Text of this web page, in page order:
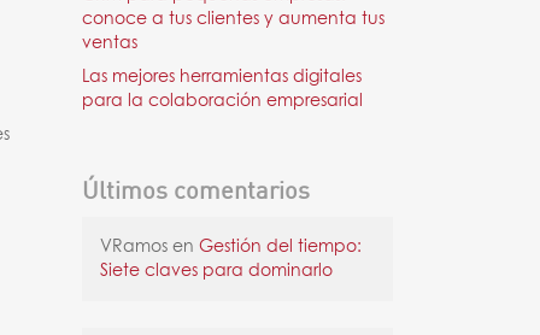
conoce a tus clientes y aumenta tus
ventas
Las mejores herramientas digitales
para la colaboración empresarial
Últimos comentarios
VRamosen Gestión del tiempo:
Siete claves para dominarlo